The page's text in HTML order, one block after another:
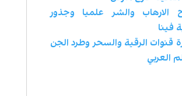
الارهاب والشر علميا وجذور
فينا
قنوات الرقية والسحر وطرد الجن
العربي